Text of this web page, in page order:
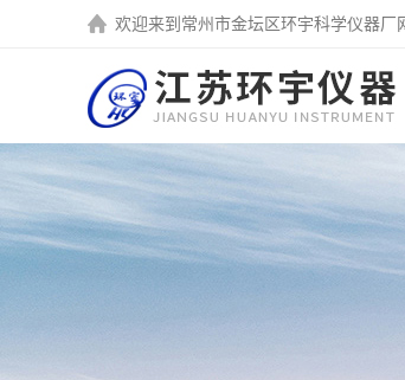
欢迎来到 常州市金坛区环宇科学仪器厂